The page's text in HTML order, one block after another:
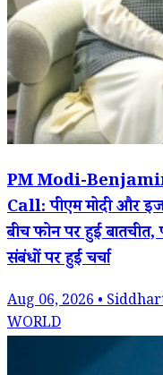
PM Modi-
Call: पीएम मोदी और
बीच फोन पर हुई बातचीत,
संबंधों पर हुई चर्चा
Aug 06, 2026 •
WORLD